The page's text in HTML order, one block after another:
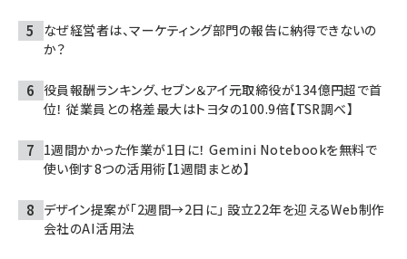
なぜ経営者は、マーケティング部門の報告に納得できないの
か？
役員報酬ランキング、セブン＆アイ元取締役が134億円超で首
位！ 従業員との格差最大はトヨタの100.9倍【TSR調べ】
1週間かかった作業が1日に！ Gemini Notebookを無料で
使い倒す8つの活用術【1週間まとめ】
デザイン提案が「2週間→2日に」 設立22年を迎えるWeb制作
会社のAI活用法